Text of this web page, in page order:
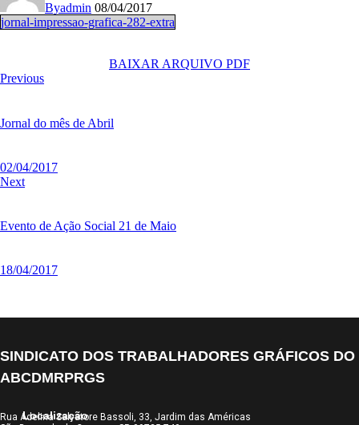
Byadmin 08/04/2017
jornal-impressao-grafica-282-extra
BAIXAR ARQUIVO PDF
Previous
Jornal do mês de Abril
02/04/2017
Next
Evento de Ação Social 21 de Maio
18/04/2017
SINDICATO DOS TRABALHADORES GRÁFICOS DO
ABCDMRPRGS
Localização
Rua Adelina Salvatore Bassoli, 33, Jardim das Américas